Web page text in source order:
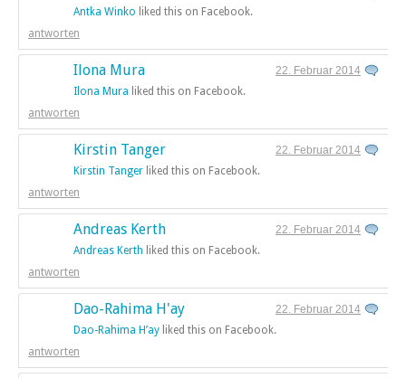
Antka Winko liked this on Facebook.
antworten
Ilona Mura
22. Februar 2014
Ilona Mura liked this on Facebook.
antworten
Kirstin Tanger
22. Februar 2014
Kirstin Tanger liked this on Facebook.
antworten
Andreas Kerth
22. Februar 2014
Andreas Kerth liked this on Facebook.
antworten
Dao-Rahima H'ay
22. Februar 2014
Dao-Rahima H’ay liked this on Facebook.
antworten